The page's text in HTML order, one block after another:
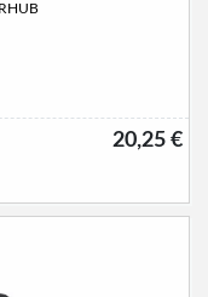
20,25 €